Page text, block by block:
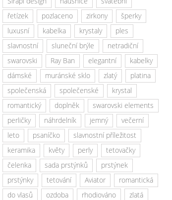
řetízek
pozlaceno zirkony
šperky
luxusní
kabelka krystaly
ples
slavnostní
sluneční brýle
netradiční
swarovski
Ray Ban elegantní
kabelky
dámské
muránské sklo zlatý
platina
společenská
společenské
krystal
romantický
doplněk
swarovski elements
perličky
náhrdelník jemný
večerní
leto
psaníčko
slavnostní příležitost
keramika
květy perly
tetovačky
čelenka
sada prstýnků
prstýnek
prstýnky
tetování Aviator
romantická
do vlasů
ozdoba rhodiováno
zlatá